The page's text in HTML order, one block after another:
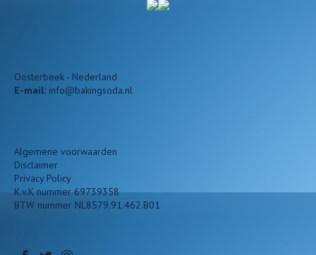
Oosterbeek - Nederland
E-mail: info@bakingsoda.nl
Algemene voorwaarden
Disclaimer
Privacy Policy
K.v.K nummer 69739358
BTW nummer NL8579.91.462.B01